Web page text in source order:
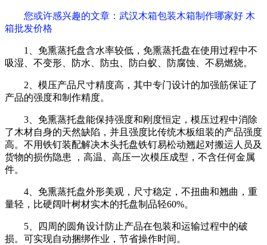
您或许感兴趣的文章：武汉木箱包装木箱制作哪家好 木
箱批发价格
1、免熏蒸托盘含水率较低，免熏蒸托盘在使用过程中不
吸湿、不变形、防水、防虫、防白蚁、防腐蚀、不易燃烧。
2、模压产品尺寸精度高，其中专门设计的加强筋保证了
产品的强度和制作精度。
3、免熏蒸托盘能保持强度和刚度恒定，模压过程中消除
了木材自身的天然缺陷，并且强度比传统木板组装的产品强度
高。不用铁钉装配解决木头托盘铁钉易松动翘起对搬运人员及
货物的损伤隐患 ，高温、高压一次模压成型，不含任何金属
件。
4、免熏蒸托盘外形美观，尺寸稳定，不扭曲和翘曲，重
量轻，比硬阔叶树材实木的托盘制品轻60%。
5、四周的圆角设计防止产品在包装和运输过程中的破
损。可实现自动捆绑作业，节省操作时间。